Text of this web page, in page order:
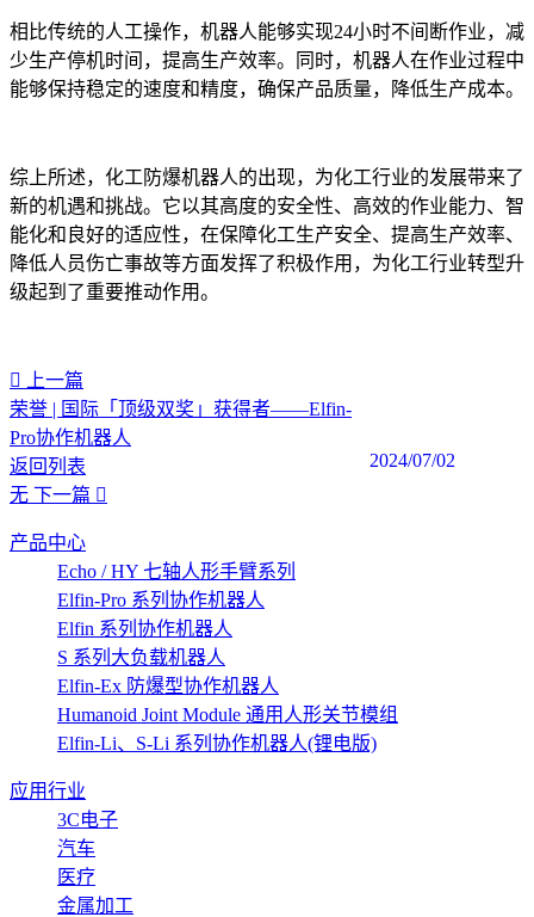
相比传统的人工操作，机器人能够实现24小时不间断作业，减
少生产停机时间，提高生产效率。同时，机器人在作业过程中
能够保持稳定的速度和精度，确保产品质量，降低生产成本。
综上所述，化工防爆机器人的出现，为化工行业的发展带来了
新的机遇和挑战。它以其高度的安全性、高效的作业能力、智
能化和良好的适应性，在保障化工生产安全、提高生产效率、
降低人员伤亡事故等方面发挥了积极作用，为化工行业转型升
级起到了重要推动作用。
上一篇
荣誉 | 国际「顶级双奖」获得者——Elfin-
Pro协作机器人
2024/07/02
返回列表
无 下一篇
产品中心
Echo / HY 七轴人形手臂系列
Elfin-Pro 系列协作机器人
Elfin 系列协作机器人
S 系列大负载机器人
Elfin-Ex 防爆型协作机器人
Humanoid Joint Module 通用人形关节模组
Elfin-Li、S-Li 系列协作机器人(锂电版)
应用行业
3C电子
汽车
医疗
金属加工